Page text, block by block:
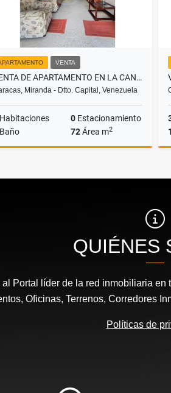
VENTA
VENTA DE APARTAMENTO EN LA CANDELARIA-CARACAS
Miranda - Dtto. Capital, Venezuela
Habitaciones 0 Estacionamiento
Baño 72Área m2
US$55,000
1
QUIÉNES
Portal líder de la red inmobiliaria
Oficinas, Terrenos, Corredores
Políticas de